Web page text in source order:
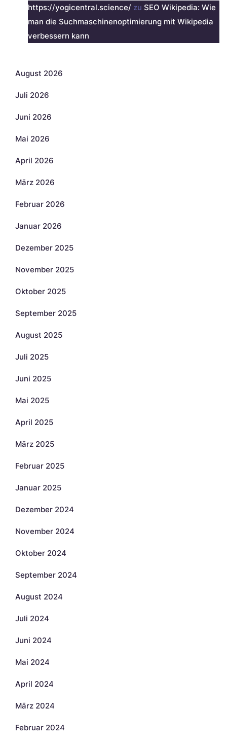
https://yogicentral.science/ zu SEO Wikipedia: Wie
man die Suchmaschinenoptimierung mit Wikipedia
verbessern kann
August 2026
Juli 2026
Juni 2026
Mai 2026
April 2026
März 2026
Februar 2026
Januar 2026
Dezember 2025
November 2025
Oktober 2025
September 2025
August 2025
Juli 2025
Juni 2025
Mai 2025
April 2025
März 2025
Februar 2025
Januar 2025
Dezember 2024
November 2024
Oktober 2024
September 2024
August 2024
Juli 2024
Juni 2024
Mai 2024
April 2024
März 2024
Februar 2024